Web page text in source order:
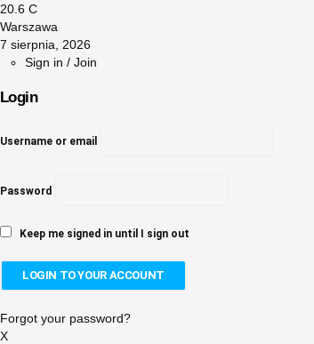
20.6 C
Warszawa
7 sierpnia, 2026
Sign in / Join
Login
Username or email
Password
Keep me signed in until I sign out
Forgot your password?
X